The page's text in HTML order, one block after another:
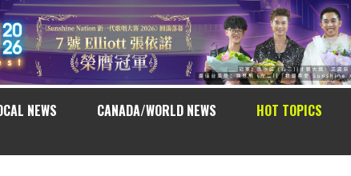
NEWS CANADA/WORLD NEWS HOT TOPICS